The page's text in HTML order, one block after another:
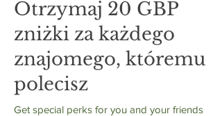
Otrzymaj 20 GBP
zniżki za każdego
znajomego, któremu
polecisz
Get special perks for you and your friends